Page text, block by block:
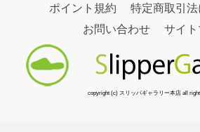
ポイント規約
特定商取引
お問い合わせ
サイ
copyright (c) スリッパギャラリー本店 all